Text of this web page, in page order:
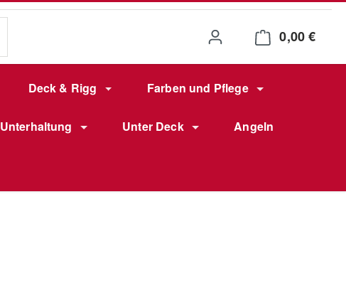
0,00 €
Deck & Rigg Farben und Pflege
Unterhaltung Unter Deck Angeln